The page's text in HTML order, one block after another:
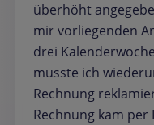
überhöht
mir vorliegenden
drei
musste ich
Rechnung
Rechnung kam per